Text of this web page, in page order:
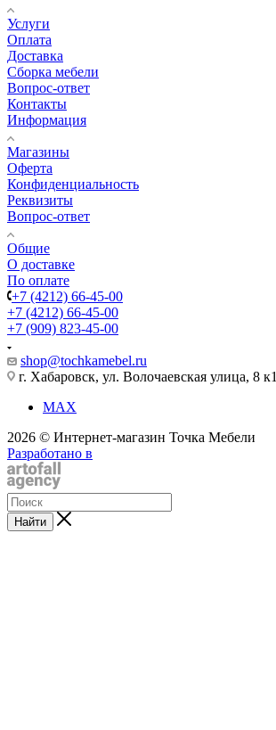
Услуги
Оплата
Доставка
Сборка мебели
Вопрос-ответ
Контакты
Информация
Магазины
Оферта
Конфиденциальность
Реквизиты
Вопрос-ответ
Общие
О доставке
По оплате
+7 (4212) 66-45-00
+7 (4212) 66-45-00
+7 (909) 823-45-00
shop@tochkamebel.ru
г. Хабаровск, ул. Волочаевская улица, 8 к1
MAX
2026 © Интернет-магазин Точка Мебели
Разработано в
Найти